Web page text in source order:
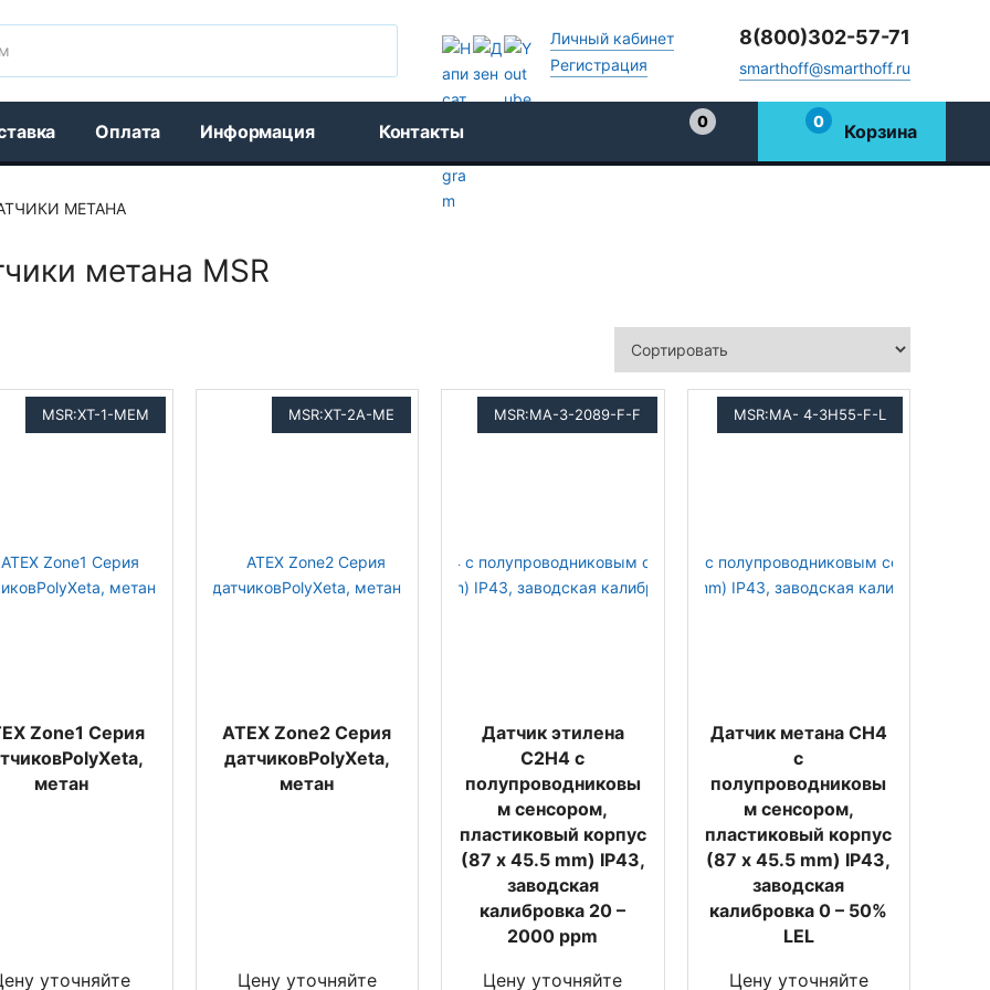
Личный кабинет
Регистрация
8(800)302-57-71
smarthoff@smarthoff.ru
Оплата Информация Контакты
0
0 Корзина
МЕТАНА
метана MSR
MSR:XT-1-MEM
Zone1 Серия
метан
уточняйте
MSR:XT-2A-ME
ATEX Zone2 Серия
датчиковPolyXeta,
метан
Цену уточняйте
MSR:MA-3-2089-F-F
Датчик этилена
C2H4 с
полупроводниковы
м сенсором,
пластиковый корпус
(87 x 45.5 mm) IP43,
заводская
калибровка 20 –
2000 ppm
Цену уточняйте
MSR:МА- 4-3H55-F-L
Датчик метана CH4
с
полупроводниковы
м сенсором,
пластиковый корпус
(87 x 45.5 mm) IP43,
заводская
калибровка 0 – 50%
LEL
Цену уточняйте